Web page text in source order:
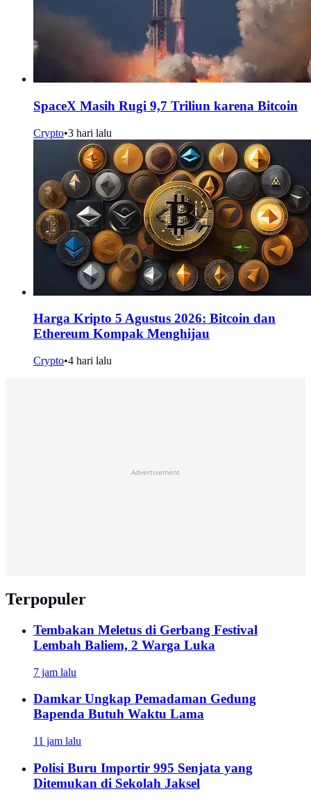
SpaceX Masih Rugi 9,7 Triliun karena Bitcoin
Crypto•3 hari lalu
Harga Kripto 5 Agustus 2026: Bitcoin dan
Ethereum Kompak Menghijau
Crypto•4 hari lalu
Advertisement
Terpopuler
Tembakan Meletus di Gerbang Festival
Lembah Baliem, 2 Warga Luka
7 jam lalu
Damkar Ungkap Pemadaman Gedung
Bapenda Butuh Waktu Lama
11 jam lalu
Polisi Buru Importir 995 Senjata yang
Ditemukan di Sekolah Jaksel